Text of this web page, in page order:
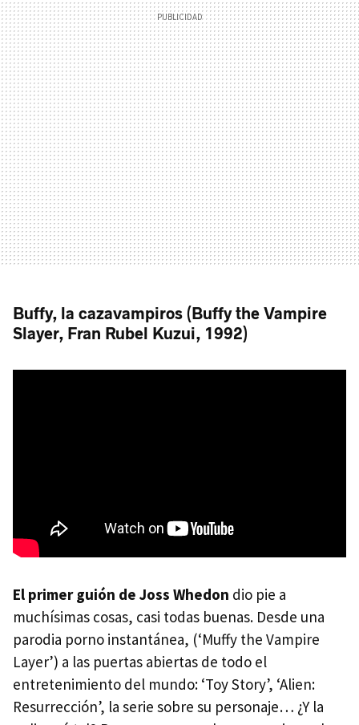
Buffy, la cazavampiros (Buffy the Vampire
Slayer, Fran Rubel Kuzui, 1992)
El primer guión de Joss Whedon dio pie a
muchísimas cosas, casi todas buenas. Desde una
parodia porno instantánea, (‘Muffy the Vampire
Layer’) a las puertas abiertas de todo el
entretenimiento del mundo: ‘Toy Story’, ‘Alien:
Resurrección’, la serie sobre su personaje… ¿Y la